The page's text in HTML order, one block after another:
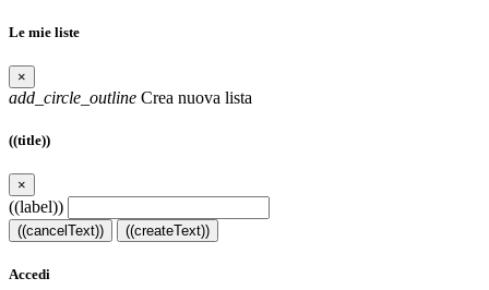
Le mie liste
×
add_circle_outline Crea nuova lista
((title))
×
((label))
((cancelText)) ((createText))
Accedi